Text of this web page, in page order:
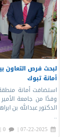
لبحث فرص التعاون
أمانة تبوك
استضافت أمانة
وفدًا من جامعة
الدكتور عبدالله بن
..
07-22-2025 |
0 |